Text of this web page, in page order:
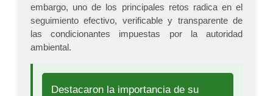
embargo, uno de los principales retos radica en el
seguimiento efectivo, verificable y transparente de
las condicionantes impuestas por la autoridad
ambiental.
Destacaron la importancia de su